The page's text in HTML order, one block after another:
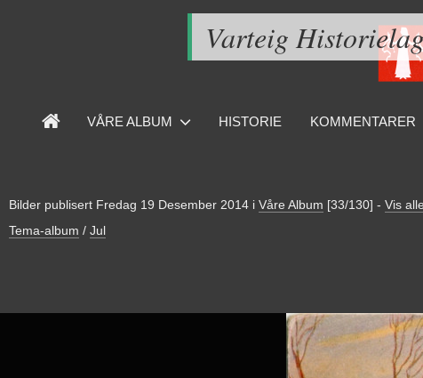
Varteig
VÅRE ALBUM HISTORIE KOMMENTARER
Bilder publisert Fredag 19 Desember 2014 i Våre Album [33/130] - Vis alle
Tema-album / Jul